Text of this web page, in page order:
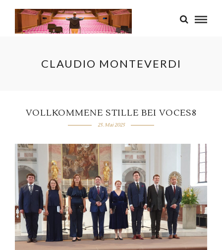
CLAUDIO MONTEVERDI
VOLLKOMMENE STILLE BEI VOCES8
25. Mai 2025